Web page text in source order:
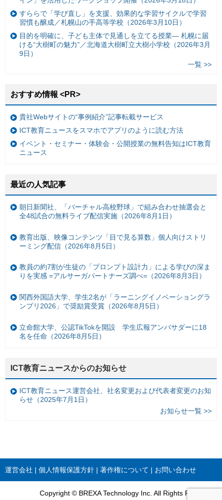
すららで「学び直し」を支援、効果的な学習サイクルで学習
習慣も醸成／札幌山の手高等学校（2026年3月10日）
目的を明確に、子ども主体で見通しを立てる授業— 札幌に届
ける“大樹町の魅力”／北海道大樹町立大樹小学校（2026年3月
9日）
一覧 >>
おすすめ情報 <PR>
貴社Webサイトの“事例紹介”記事転載サービス
ICT教育ニュースをスマホでアプリのように読む方法
イベント・セミナー・体験会・公開授業の無料告知はICT教育
ニュース
最近の人気記事
朝日新聞社、「バーチャル高校野球」で組み合わせ抽選会と
全48試合の無料ライブ配信実施（2026年8月1日）
教育出版、映像コンテンツ「目で見る算数」個人向けストリ
ーミング配信（2026年8月5日）
教員の約7割が生徒の「プロンプト設計力」による学びの深ま
りを実感 =アルサーガパートナーズ調べ=（2026年8月3日）
関西外国語大学、学生2名が「ラーニングイノベーショングラ
ンプリ2026」で奨励賞受賞（2026年8月5日）
立命館大学、公認TikTokを開設 学生広報アンバサダーに18
名を任命（2026年8月5日）
ICT教育ニュースからのお知らせ
ICT教育ニュース運営会社、社名変更および代表者変更のお知
らせ（2025年7月1日）
お知らせ一覧 >>
運営会社 個人情報保護方針 著作権について お問い合わせ
Copyright © BREXA Technology Inc. All Rights Reserved.